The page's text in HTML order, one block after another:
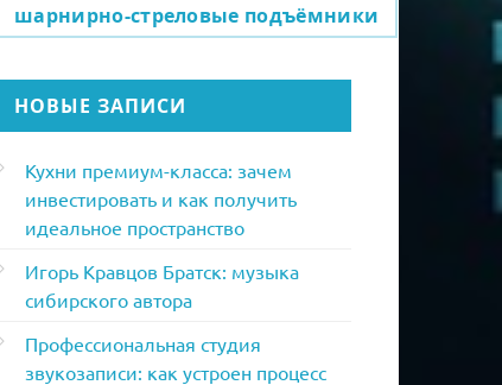
шарнирно-стреловые подъёмники
НОВЫЕ ЗАПИСИ
Кухни премиум-класса: зачем
инвестировать и как получить
идеальное пространство
Игорь Кравцов Братск: музыка
сибирского автора
Профессиональная студия
звукозаписи: как устроен процесс